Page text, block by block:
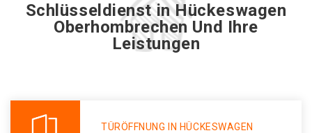
Schlüsseldienst in Hückeswagen
Oberhombrechen Und Ihre
Leistungen
TÜRÖFFNUNG IN HÜCKESWAGEN